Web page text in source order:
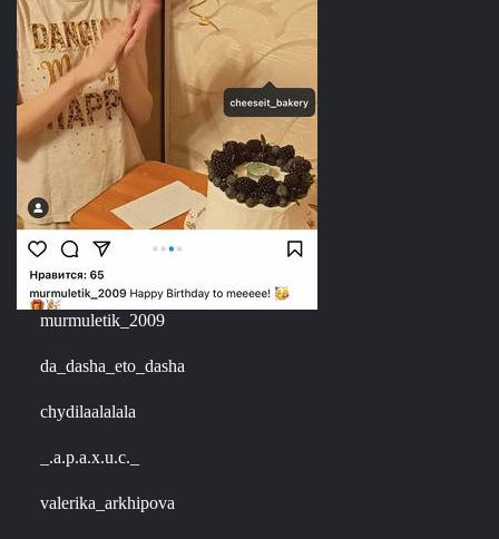
murmuletik_2009
da_dasha_eto_dasha
chydilaalalala
_.a.p.a.x.u.c._
valerika_arkhipova